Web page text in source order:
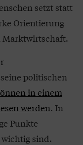
setzt statt
Orientierung
Marktwirtschaft.
politischen
in einem
werden. In
Punkte
sind.